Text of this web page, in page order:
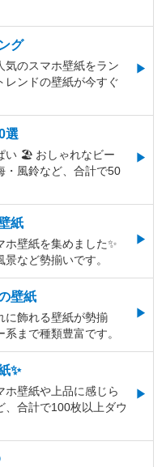
グ
気のスマホ壁紙をラン
レンドの壁紙が今すぐ
選
い 🏖 おしゃれなビー
・風鈴など、合計で50
紙
壁紙を集めました✨
など勢揃いです。
壁紙
に飾れる壁紙が勢揃
まで種類豊富です。
✨
ホ壁紙や上品に感じら
、合計で100枚以上ダウ